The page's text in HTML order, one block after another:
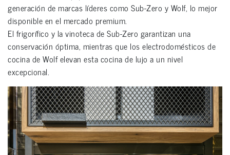
generación de marcas líderes como Sub-Zero y Wolf, lo mejor
disponible en el mercado premium.
El frigorífico y la vinoteca de Sub-Zero garantizan una
conservación óptima, mientras que los electrodomésticos de
cocina de Wolf elevan esta cocina de lujo a un nivel
excepcional.